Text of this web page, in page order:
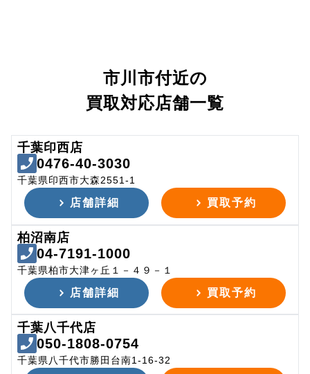
市川市付近の
買取対応店舗一覧
千葉印西店
0476-40-3030
千葉県印西市大森2551-1
店舗詳細 買取予約
柏沼南店
04-7191-1000
千葉県柏市大津ヶ丘１－４９－１
店舗詳細 買取予約
千葉八千代店
050-1808-0754
千葉県八千代市勝田台南1-16-32